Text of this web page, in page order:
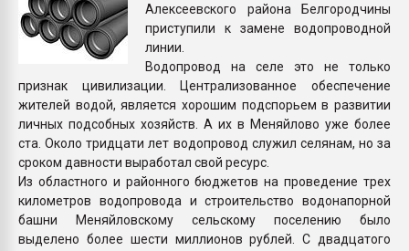
ПЕРЕЙТИ НА
Алексеевского района Белгородчины
приступили к замене водопроводной
линии.
Водопровод на селе это не только
признак цивилизации. Централизованное обеспечение
жителей водой, является хорошим подспорьем в развитии
личных подсобных хозяйств. А их в Меняйлово уже более
ста. Около тридцати лет водопровод служил селянам, но за
сроком давности выработал свой ресурс.
Из областного и районного бюджетов на проведение трех
километров водопровода и строительство водонапорной
башни Меняйловскому сельскому поселению было
выделено более шести миллионов рублей. С двадцатого